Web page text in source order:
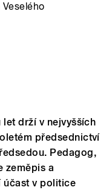
let drží v nejvyšších
předsednictví
Pedagog,
zeměpis a
účast v politice